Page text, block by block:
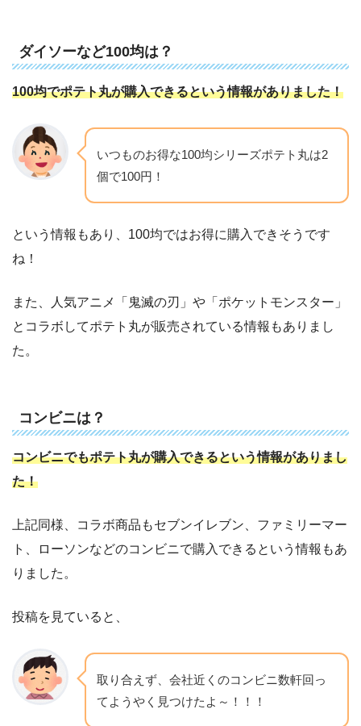
ダイソーなど100均は？
100均でポテト丸が購入できるという情報がありました！
いつものお得な100均シリーズポテト丸は2
個で100円！
という情報もあり、100均ではお得に購入できそうです
ね！
また、人気アニメ「鬼滅の刃」や「ポケットモンスター」
とコラボしてポテト丸が販売されている情報もありまし
た。
コンビニは？
コンビニでもポテト丸が購入できるという情報がありまし
た！
上記同様、コラボ商品もセブンイレブン、ファミリーマー
ト、ローソンなどのコンビニで購入できるという情報もあ
りました。
投稿を見ていると、
取り合えず、会社近くのコンビニ数軒回っ
てようやく見つけたよ～！！！